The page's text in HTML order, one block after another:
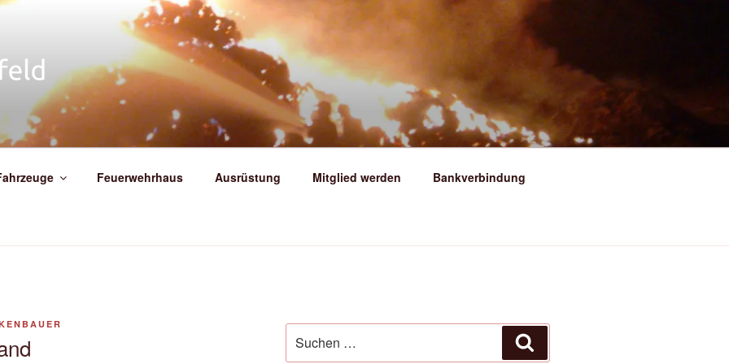
FEUERWEHR WEITERSFELD
Feuerwehrhaus Ausrüstung Mitglied werden Bankverbindung
nach: